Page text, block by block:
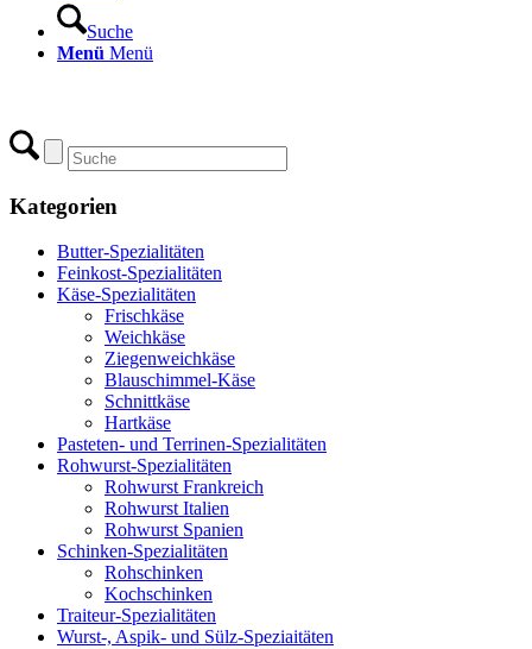
Suche
Menü Menü
Kategorien
Butter-Spezialitäten
Feinkost-Spezialitäten
Käse-Spezialitäten
Frischkäse
Weichkäse
Ziegenweichkäse
Blauschimmel-Käse
Schnittkäse
Hartkäse
Pasteten- und Terrinen-Spezialitäten
Rohwurst-Spezialitäten
Rohwurst Frankreich
Rohwurst Italien
Rohwurst Spanien
Schinken-Spezialitäten
Rohschinken
Kochschinken
Traiteur-Spezialitäten
Wurst-, Aspik- und Sülz-Speziaitäten